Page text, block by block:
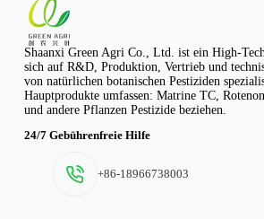
Shaanxi Green Agri Co., Ltd. ist ein High-
sich auf R&D, Produktion, Vertrieb und
von natürlichen botanischen Pestiziden
Hauptprodukte umfassen: Matrine TC,
und andere Pflanzen Pestizide beziehen.
24/7 Gebührenfreie Hilfe
+86-18966738003